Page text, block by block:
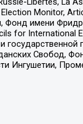
Monitor,
Фонд имени
for International
Свобод,
Ингушетии,